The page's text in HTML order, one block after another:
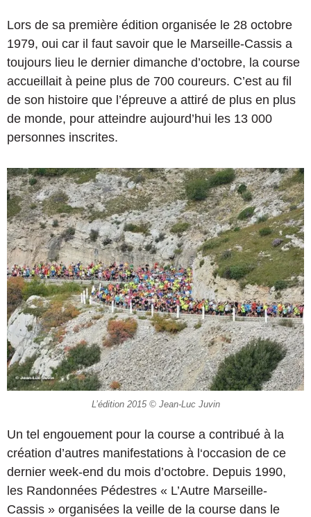
Lors de sa première édition organisée le 28 octobre
1979, oui car il faut savoir que le Marseille-Cassis a
toujours lieu le dernier dimanche d’octobre, la course
accueillait à peine plus de 700 coureurs. C’est au fil
de son histoire que l’épreuve a attiré de plus en plus
de monde, pour atteindre aujourd’hui les 13 000
personnes inscrites.
L’édition 2015 © Jean-Luc Juvin
Un tel engouement pour la course a contribué à la
création d’autres manifestations à l‘occasion de ce
dernier week-end du mois d’octobre. Depuis 1990,
les Randonnées Pédestres « L’Autre Marseille-
Cassis » organisées la veille de la course dans le